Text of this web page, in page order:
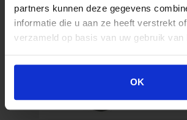
partners kunnen deze gegevens
informatie die u aan ze heeft verstrekt
verzameld op basis van uw gebruik van
OK